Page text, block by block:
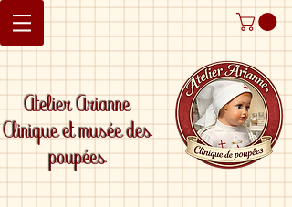
Atelier Arianne
Clinique et musée des
poupées